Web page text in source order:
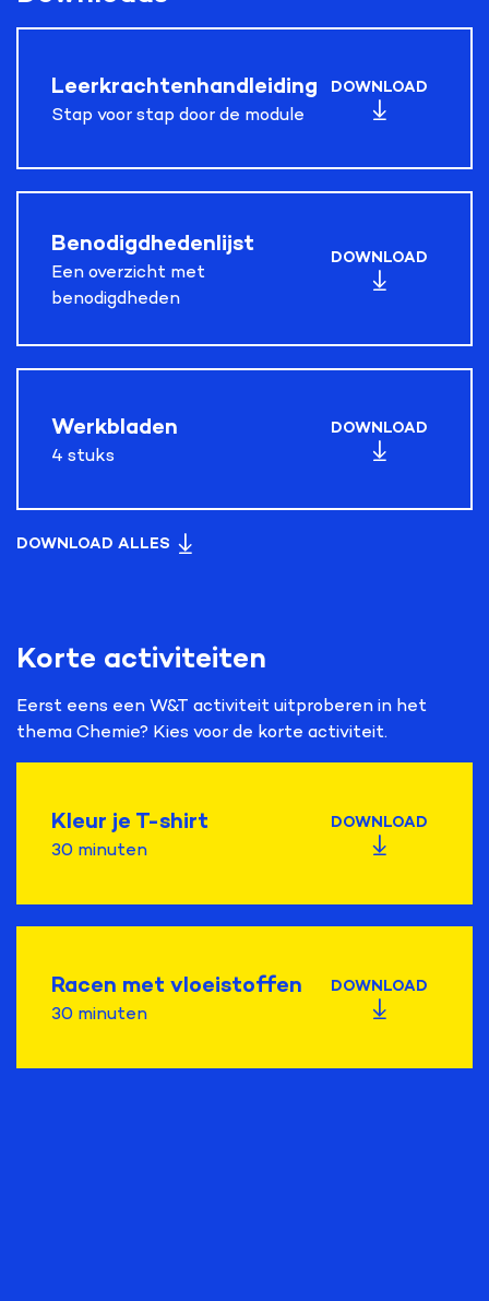
• eigenschap
• vast
• kleurstof
• mengen
• gips
• gipspoeder
• reageren
• chemische reactie
• afgestreken
• mal
Leerkrachtenhandleiding
Stap voor stap door de module
DOWNLOAD
Benodigdhedenlijst
Een overzicht met
benodigdheden
DOWNLOAD
Werkbladen
4 stuks
DOWNLOAD
DOWNLOAD ALLES
Korte activiteiten
Eerst eens een W&T activiteit uitproberen in het
thema Chemie? Kies voor de korte activiteit.
Kleur je T-shirt
30 minuten
DOWNLOAD
Racen met vloeistoffen
30 minuten
DOWNLOAD